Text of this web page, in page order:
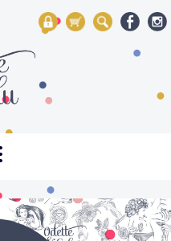
Account
Mon panier
Rechercher